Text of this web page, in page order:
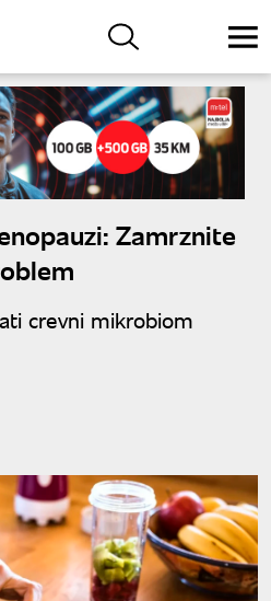
Zamrznite
crevni mikrobiom